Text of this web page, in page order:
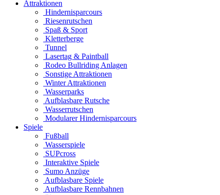
Attraktionen
Hindernisparcours
Riesenrutschen
Spaß & Sport
Kletterberge
Tunnel
Lasertag & Paintball
Rodeo Bullriding Anlagen
Sonstige Attraktionen
Winter Attraktionen
Wasserparks
Aufblasbare Rutsche
Wasserrutschen
Modularer Hindernisparcours
Spiele
Fußball
Wasserspiele
SUPcross
Interaktive Spiele
Sumo Anzüge
Aufblasbare Spiele
Aufblasbare Rennbahnen